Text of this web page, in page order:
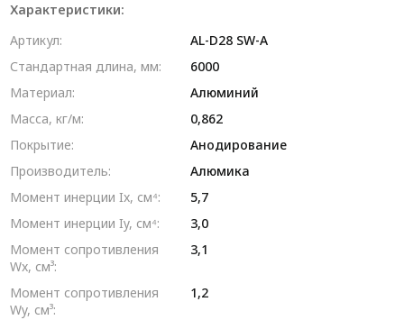
Характеристики:
Артикул:
AL-D28 SW-A
Стандартная длина, мм:
6000
Материал:
Алюминий
Масса, кг/м:
0,862
Покрытие:
Анодирование
Производитель:
Алюмика
Момент инерции Ix, см⁴:
5,7
Момент инерции Iy, см⁴:
3,0
Момент сопротивления
Wx, см³:
3,1
Момент сопротивления
Wy, см³:
1,2